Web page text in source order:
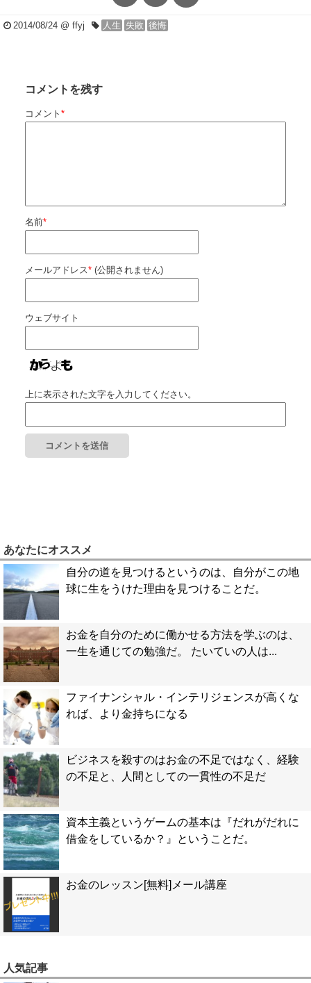
2014/08/24 @ ffyj 人生 失敗 後悔
コメントを残す
コメント *
名前*
メールアドレス*(公開されません)
ウェブサイト
上に表示された文字を入力してください。
あなたにオススメ
自分の道を見つけるというのは、自分がこの地
球に生をうけた理由を見つけることだ。
お金を自分のために働かせる方法を学ぶのは、
一生を通じての勉強だ。 たいていの人は...
ファイナンシャル・インテリジェンスが高くな
れば、より金持ちになる
ビジネスを殺すのはお金の不足ではなく、経験
の不足と、人間としての一貫性の不足だ
資本主義というゲームの基本は『だれがだれに
借金をしているか？』ということだ。
お金のレッスン[無料]メール講座
人気記事